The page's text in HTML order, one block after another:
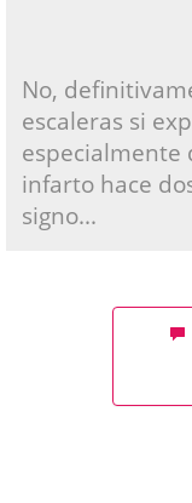
No,
escaleras si
especialmente
infarto hace
signo...